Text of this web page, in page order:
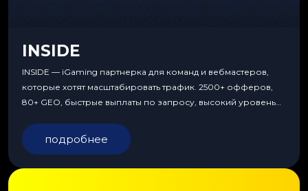
INSIDE
INSIDE — iGaming партнерка для команд и вебмастеров,
которые хотят масштабировать трафик. 2500+ офферов,
80+ GEO, быстрые выплаты по запросу, высокий уровень
подробнее